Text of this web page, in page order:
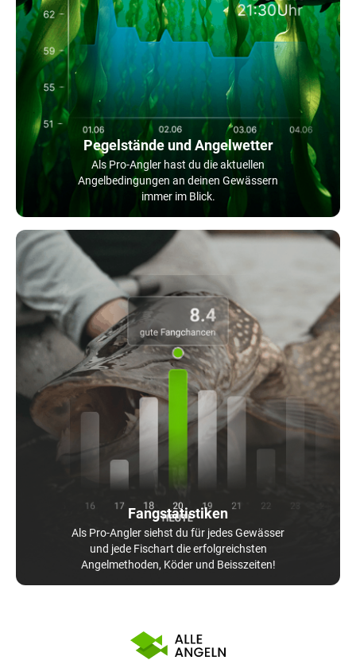
Pegelstände und Angelwetter
Als Pro-Angler hast du die aktuellen
Angelbedingungen an deinen Gewässern
immer im Blick.
Fangstatistiken
Als Pro-Angler siehst du für jedes Gewässer
und jede Fischart die erfolgreichsten
Angelmethoden, Köder und Beisszeiten!